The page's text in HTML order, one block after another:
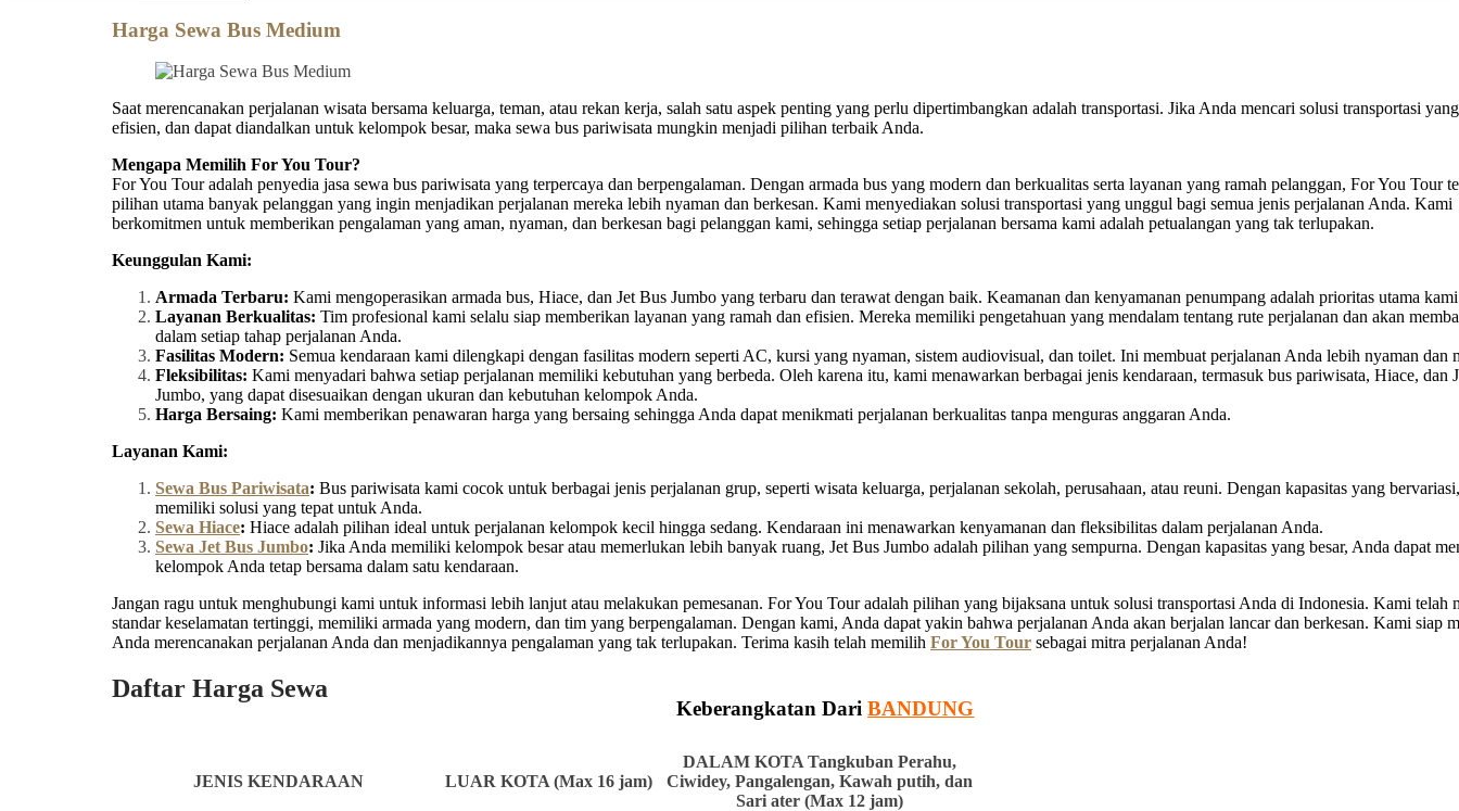
HubungiHarga Sewa Bus Medium
Saat merencanakan perjalanan wisata bersama keluarga, teman, atau rekan kerja, salah satu aspek penting yang perlu dipertimbangkan adalah transportasi. Jika Anda mencari solusi transportasi
efisien, dan dapat diandalkan untuk kelompok besar, maka sewa bus pariwisata mungkin menjadi pilihan terbaik Anda.
Mengapa Memilih For You Tour?
For You Tour adalah penyedia jasa sewa bus pariwisata yang terpercaya dan berpengalaman. Dengan armada bus yang modern dan berkualitas serta layanan yang ramah pelanggan, For You Tour
pilihan utama banyak pelanggan yang ingin menjadikan perjalanan mereka lebih nyaman dan berkesan. Kami menyediakan solusi transportasi yang unggul bagi semua jenis perjalanan Anda. Kami
berkomitmen untuk memberikan pengalaman yang aman, nyaman, dan berkesan bagi pelanggan kami, sehingga setiap perjalanan bersama kami adalah petualangan yang tak terlupakan.
Keunggulan Kami:
Armada Terbaru: Kami mengoperasikan armada bus, Hiace, dan Jet Bus Jumbo yang terbaru dan terawat dengan baik. Keamanan dan kenyamanan penumpang adalah prioritas utama
Layanan Berkualitas: Tim profesional kami selalu siap memberikan layanan yang ramah dan efisien. Mereka memiliki pengetahuan yang mendalam tentang rute perjalanan dan akan
dalam setiap tahap perjalanan Anda.
Fasilitas Modern: Semua kendaraan kami dilengkapi dengan fasilitas modern seperti AC, kursi yang nyaman, sistem audiovisual, dan toilet. Ini membuat perjalanan Anda lebih nyaman dan
Fleksibilitas: Kami menyadari bahwa setiap perjalanan memiliki kebutuhan yang berbeda. Oleh karena itu, kami menawarkan berbagai jenis kendaraan, termasuk bus pariwisata, Hiace, dan
Jumbo, yang dapat disesuaikan dengan ukuran dan kebutuhan kelompok Anda.
Harga Bersaing: Kami memberikan penawaran harga yang bersaing sehingga Anda dapat menikmati perjalanan berkualitas tanpa menguras anggaran Anda.
Layanan Kami:
Sewa Bus Pariwisata: Bus pariwisata kami cocok untuk berbagai jenis perjalanan grup, seperti wisata keluarga, perjalanan sekolah, perusahaan, atau reuni. Dengan kapasitas yang
memiliki solusi yang tepat untuk Anda.
Sewa Hiace: Hiace adalah pilihan ideal untuk perjalanan kelompok kecil hingga sedang. Kendaraan ini menawarkan kenyamanan dan fleksibilitas dalam perjalanan Anda.
Sewa Jet Bus Jumbo: Jika Anda memiliki kelompok besar atau memerlukan lebih banyak ruang, Jet Bus Jumbo adalah pilihan yang sempurna. Dengan kapasitas yang besar, Anda dapat
kelompok Anda tetap bersama dalam satu kendaraan.
Jangan ragu untuk menghubungi kami untuk informasi lebih lanjut atau melakukan pemesanan. For You Tour adalah pilihan yang bijaksana untuk solusi transportasi Anda di Indonesia. Kami telah
standar keselamatan tertinggi, memiliki armada yang modern, dan tim yang berpengalaman. Dengan kami, Anda dapat yakin bahwa perjalanan Anda akan berjalan lancar dan berkesan. Kami siap
Anda merencanakan perjalanan Anda dan menjadikannya pengalaman yang tak terlupakan. Terima kasih telah memilih For You Tour sebagai mitra perjalanan Anda!
Daftar Harga Sewa
Keberangkatan Dari BANDUNG
JENIS KENDARAAN LUAR KOTA (Max 16 jam)
DALAM KOTA Tangkuban Perahu,
Ciwidey, Pangalengan, Kawah putih, dan
Sari ater (Max 12 jam)